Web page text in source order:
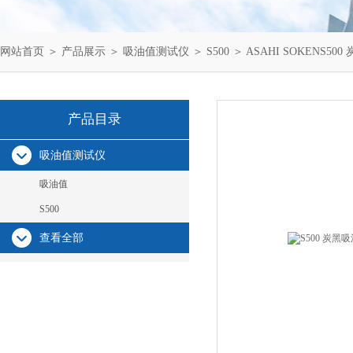
网站首页 ＞ 产品展示 ＞ 吸油值测试仪 ＞ S500 ＞ ASAHI SOKENS500
产品目录
吸油值测试仪
吸油值
S500
查看全部